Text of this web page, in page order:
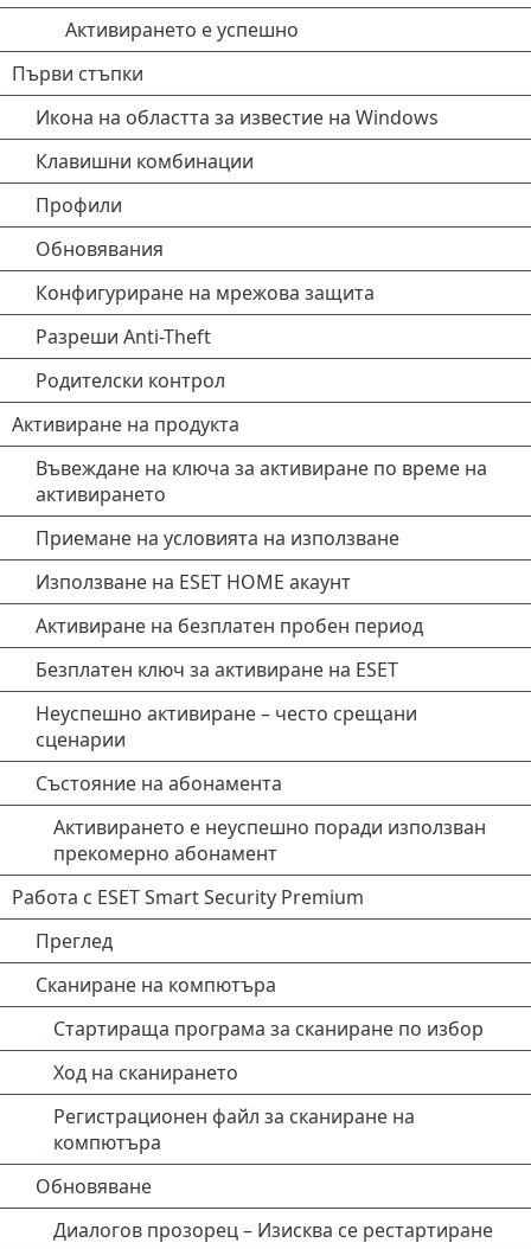
Активирането е успешно
Първи стъпки
Икона на областта за известие на Windows
Клавишни комбинации
Профили
Обновявания
Конфигуриране на мрежова защита
Разреши Anti-Theft
Родителски контрол
Активиране на продукта
Въвеждане на ключа за активиране по време на
активирането
Приемане на условията на използване
Използване на ESET HOME акаунт
Активиране на безплатен пробен период
Безплатен ключ за активиране на ESET
Неуспешно активиране – често срещани
сценарии
Състояние на абонамента
Активирането е неуспешно поради използван
прекомерно абонамент
Работа с ESET Smart Security Premium
Преглед
Сканиране на компютъра
Стартираща програма за сканиране по избор
Ход на сканирането
Регистрационен файл за сканиране на
компютъра
Обновяване
Диалогов прозорец – Изисква се рестартиране